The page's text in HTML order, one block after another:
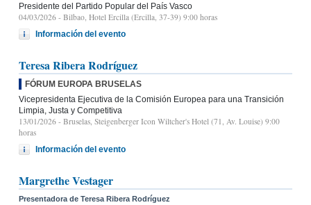
Presidente del Partido Popular del País Vasco
04/03/2026 - Bilbao, Hotel Ercilla (Ercilla, 37-39) 9:00 horas
Información del evento
Teresa Ribera Rodríguez
FÓRUM EUROPA BRUSELAS
Vicepresidenta Ejecutiva de la Comisión Europea para una Transición
Limpia, Justa y Competitiva
13/01/2026 - Bruselas, Steigenberger Icon Wiltcher's Hotel (71, Av. Louise) 9:00
horas
Información del evento
Margrethe Vestager
Presentadora de Teresa Ribera Rodríguez